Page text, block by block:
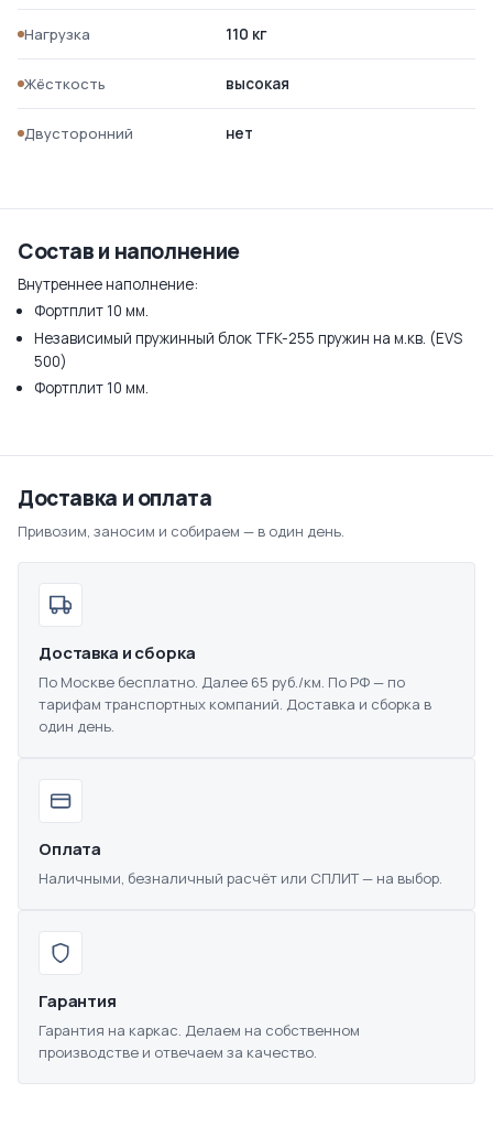
Нагрузка 110 кг
Жёсткость высокая
Двусторонний нет
Состав и наполнение
Внутреннее наполнение:
Фортплит 10 мм.
Независимый пружинный блок TFK-255 пружин на м.кв. (EVS
500)
Фортплит 10 мм.
Доставка и оплата
Привозим, заносим и собираем — в один день.
Доставка и сборка
По Москве бесплатно. Далее 65 руб./км. По РФ — по
тарифам транспортных компаний. Доставка и сборка в
один день.
Оплата
Наличными, безналичный расчёт или СПЛИТ — на выбор.
Гарантия
Гарантия на каркас. Делаем на собственном
производстве и отвечаем за качество.